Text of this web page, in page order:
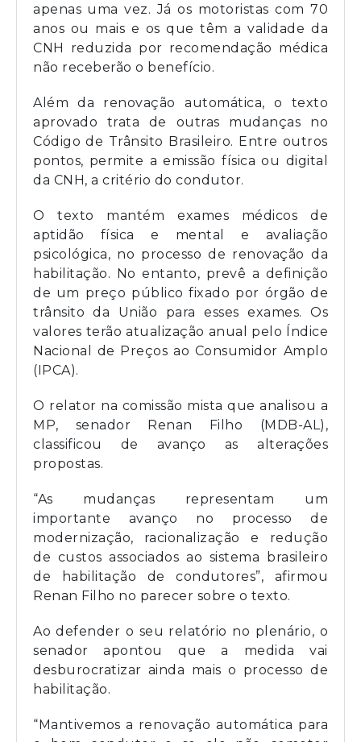
apenas uma vez. Já os motoristas com 70
anos ou mais e os que têm a validade da
CNH reduzida por recomendação médica
não receberão o benefício.
Além da renovação automática, o texto
aprovado trata de outras mudanças no
Código de Trânsito Brasileiro. Entre outros
pontos, permite a emissão física ou digital
da CNH, a critério do condutor.
O texto mantém exames médicos de
aptidão física e mental e avaliação
psicológica, no processo de renovação da
habilitação. No entanto, prevê a definição
de um preço público fixado por órgão de
trânsito da União para esses exames. Os
valores terão atualização anual pelo Índice
Nacional de Preços ao Consumidor Amplo
(IPCA).
O relator na comissão mista que analisou a
MP, senador Renan Filho (MDB-AL),
classificou de avanço as alterações
propostas.
“As mudanças representam um
importante avanço no processo de
modernização, racionalização e redução
de custos associados ao sistema brasileiro
de habilitação de condutores”, afirmou
Renan Filho no parecer sobre o texto.
Ao defender o seu relatório no plenário, o
senador apontou que a medida vai
desburocratizar ainda mais o processo de
habilitação.
“Mantivemos a renovação automática para